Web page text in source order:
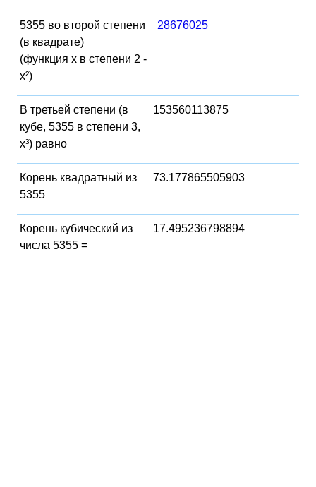
5355 во второй степени
(в квадрате)
(функция x в степени 2 -
x²)
28676025
В третьей степени (в
кубе, 5355 в степени 3,
x³) равно
153560113875
Корень квадратный из
5355
73.177865505903
Корень кубический из
числа 5355 =
17.495236798894